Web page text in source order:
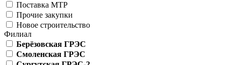
Поставка МТР
Прочие закупки
Новое строительство
Филиал
Берёзовская ГРЭС
Смоленская ГРЭС